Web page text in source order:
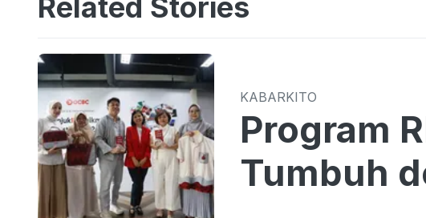
KABARKITO
Program
Tumbuh